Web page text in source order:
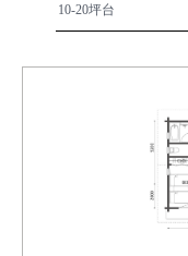
10-20坪台